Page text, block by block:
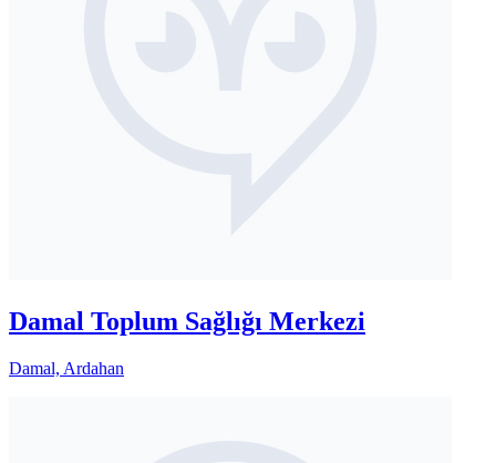
Damal Toplum Sağlığı Merkezi
Damal, Ardahan